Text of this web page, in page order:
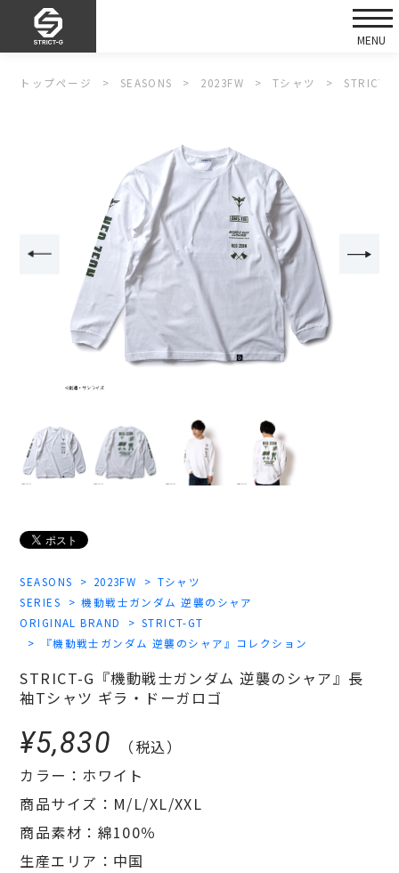
トップページ SEASONS 2023FW Tシャツ STRICT-
SEASONS 2023FW
Tシャツ
SERIES
機動戦士ガンダム 逆襲のシャア
ORIGINAL BRAND
STRICT-GT
『機動戦士ガンダム 逆襲のシャア』コレクション
STRICT-G『機動戦士ガンダム 逆襲のシャア』長
袖Tシャツ ギラ・ドーガロゴ
¥5,830
（税込）
カラー：ホワイト
商品サイズ：M/L/XL/XXL
商品素材：綿100％
生産エリア：中国